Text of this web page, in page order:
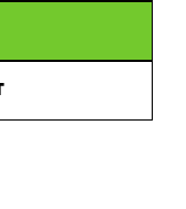
laajasti